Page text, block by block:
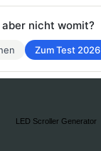
LED Scroller Generator
nicht womit?
Zum Test 2026